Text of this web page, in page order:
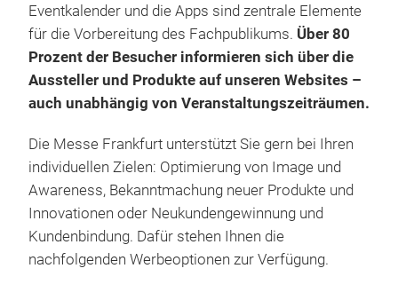
Eventkalender und die Apps sind zentrale Elemente
für die Vorbereitung des Fachpublikums. Über 80
Prozent der Besucher informieren sich über die
Aussteller und Produkte auf unseren Websites –
auch unabhängig von Veranstaltungszeiträumen.
Die Messe Frankfurt unterstützt Sie gern bei Ihren
individuellen Zielen: Optimierung von Image und
Awareness, Bekanntmachung neuer Produkte und
Innovationen oder Neukundengewinnung und
Kundenbindung. Dafür stehen Ihnen die
nachfolgenden Werbeoptionen zur Verfügung.